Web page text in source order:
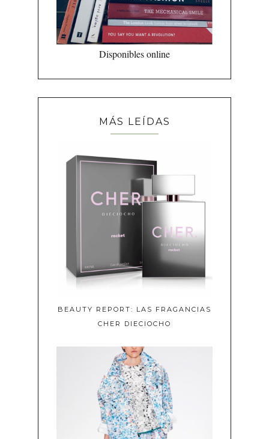
Disponibles online
MÁS LEÍDAS
BEAUTY REPORT: LAS FRAGANCIAS
CHER DIECIOCHO